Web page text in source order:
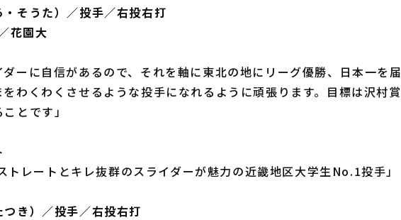
そうた）／投手／右投右打
花園大
ダーに自信があるので、それを軸に東北の地にリーグ優勝、日本一を届
わくわくさせるような投手になれるように頑張ります。目標は沢村賞
とです」
トレートとキレ抜群のスライダーが魅力の近畿地区大学生No.1投手」
き）／投手／右投右打